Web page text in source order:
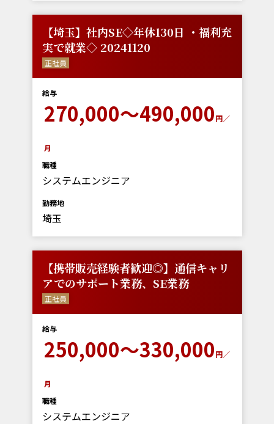
【埼玉】社内SE◇年休130日 ・福利充
実で就業◇ 20241120
正社員
給与
270,000～490,000円／
月
職種
システムエンジニア
勤務地
埼玉
【携帯販売経験者歓迎◎】通信キャリ
アでのサポート業務、SE業務
正社員
給与
250,000～330,000円／
月
職種
システムエンジニア